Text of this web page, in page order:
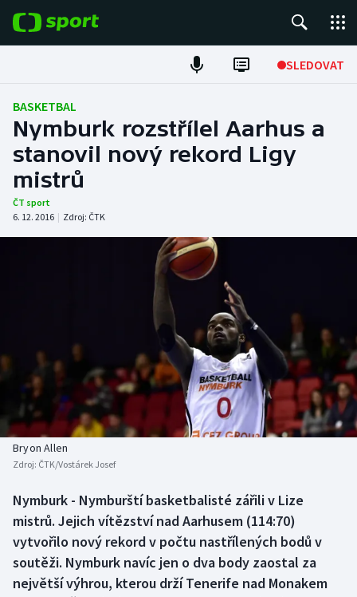
SLEDOVAT
Fotbal
Hokej
Tenis
Atletika
Baseball a softbal
Basketbal
Biatlon
Box
Curling
Soutěže
Historické návraty
Aplikace ČT sport
BASKETBAL
Nymburk rozstřílel Aarhus a
stanovil nový rekord Ligy
mistrů
ČT sport
6. 12. 2016 | Zdroj: ČTK
Bryon Allen
Zdroj: ČTK/Vostárek Josef
Nymburk - Nymburští basketbalisté zářili v Lize
mistrů. Jejich vítězství nad Aarhusem (114:70)
vytvořilo nový rekord v počtu nastřílených bodů v
soutěži. Nymburk navíc jen o dva body zaostal za
největší výhrou, kterou drží Tenerife nad Monakem